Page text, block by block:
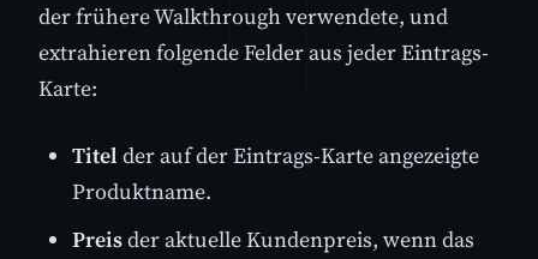
der frühere Walkthrough verwendete, und
extrahieren folgende Felder aus jeder Eintrags-
Karte:
Titel der auf der Eintrags-Karte angezeigte
Produktname.
Preisder aktuelle Kundenpreis, wenn das